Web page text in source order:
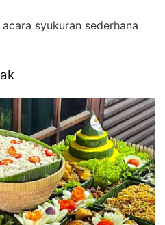
syukuran sederhana